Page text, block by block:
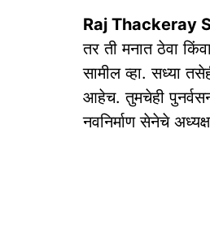
Raj Thackeray
तर ती मनात ठेवा
सामील व्हा. सध्या
आहेच. तुमचेही पुनर्वसन
नवनिर्माण सेनेचे